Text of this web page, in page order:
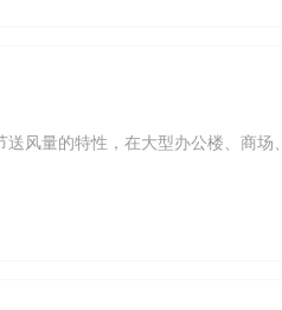
风量的特性，在大型办公楼、商